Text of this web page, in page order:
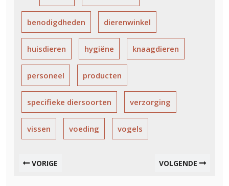
benodigdheden dierenwinkel
huisdieren hygiëne knaagdieren
personeel producten
specifieke diersoorten verzorging
vissen voeding vogels
VORIGE VOLGENDE